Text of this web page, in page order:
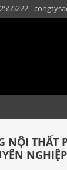
-
NỘI THẤT